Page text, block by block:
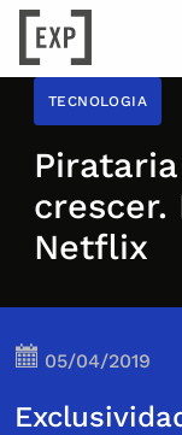
TECNOLOGIA
crescer.
Netflix
05/04/2019